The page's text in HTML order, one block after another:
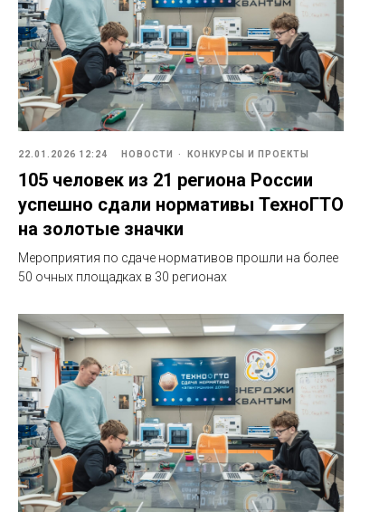
22.01.2026 12:24 НОВОСТИ КОНКУРСЫ И ПРОЕКТЫ
105 человек из 21 региона России
успешно сдали нормативы ТехноГТО
на золотые значки
Мероприятия по сдаче нормативов прошли на более
50 очных площадках в 30 регионах